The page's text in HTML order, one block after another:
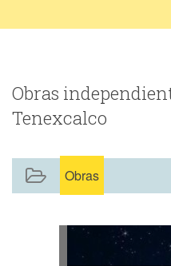
Obras
Tenexcalco
Obras